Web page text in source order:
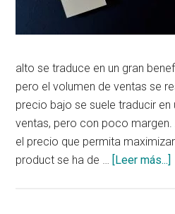
alto se traduce en un gran
pero el volumen de ventas se
precio bajo se suele traducir en
ventas, pero con poco
el precio que permita
product se ha de … [Leer más...]